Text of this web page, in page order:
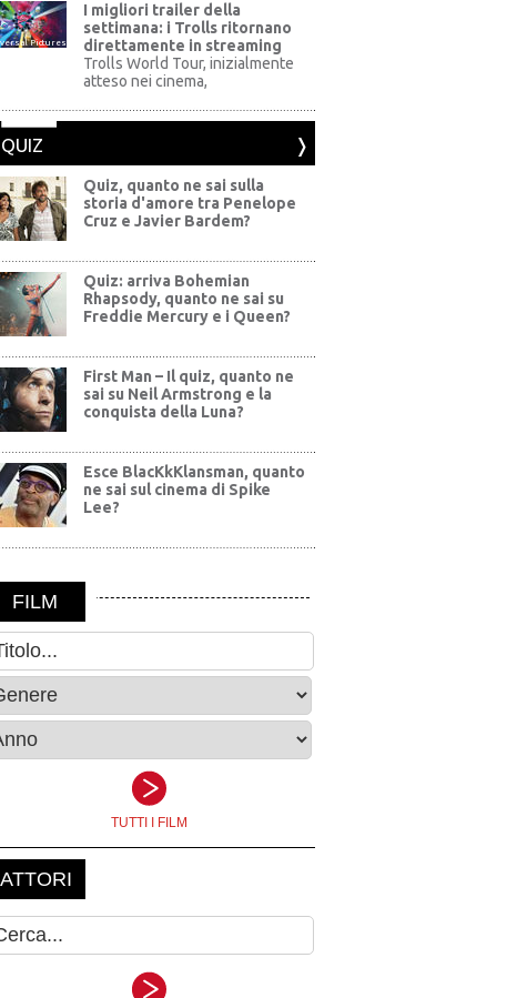
Pictures
I migliori trailer della
settimana: i Trolls ritornano
direttamente in streaming
Trolls World Tour, inizialmente
atteso nei cinema,
QUIZ
Quiz, quanto ne sai sulla
storia d'amore tra Penelope
Cruz e Javier Bardem?
Quiz: arriva Bohemian
Rhapsody, quanto ne sai su
Freddie Mercury e i Queen?
First Man – Il quiz, quanto ne
sai su Neil Armstrong e la
conquista della Luna?
Esce BlacKkKlansman, quanto
ne sai sul cinema di Spike
Lee?